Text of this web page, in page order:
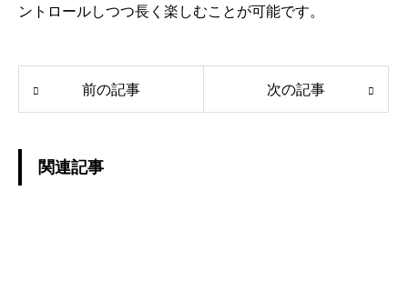
ントロールしつつ長く楽しむことが可能です。
前の記事 次の記事
関連記事